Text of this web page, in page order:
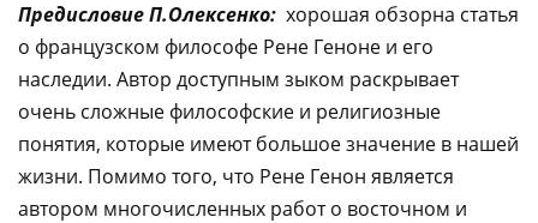
Предисловие П.Олексенко: хорошая обзорна статья
о французском философе Рене Геноне и его
наследии. Автор доступным зыком раскрывает
очень сложные философские и религиозные
понятия, которые имеют большое значение в нашей
жизни. Помимо того, что Рене Генон является
автором многочисленных работ о восточном и